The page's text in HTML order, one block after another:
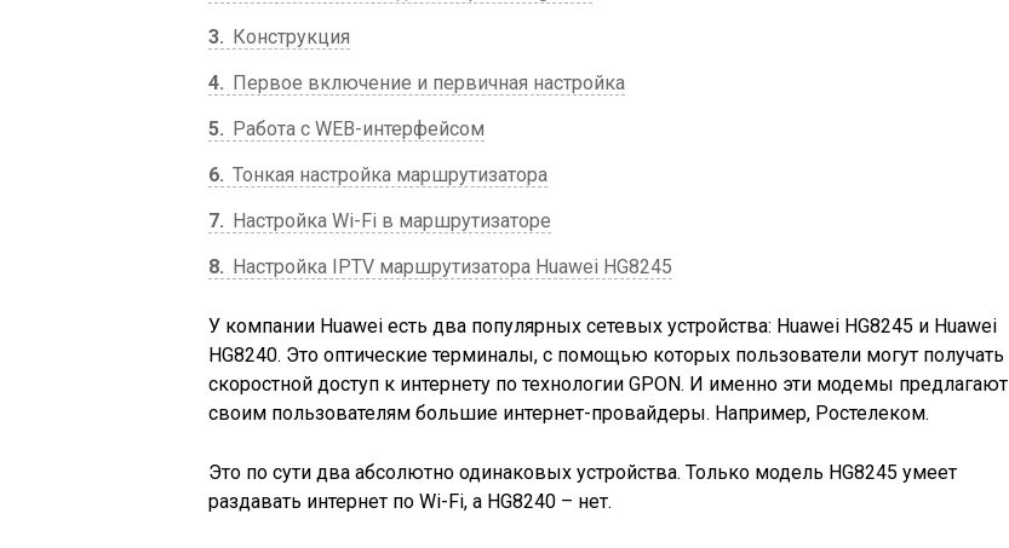
3
Конструкция
4
Первое включение и первичная настройка
5
Работа с WEB-интерфейсом
6 Тонкая настройка маршрутизатора
7
Настройка Wi-Fi в маршрутизаторе
8
Настройка IPTV маршрутизатора Huawei HG8245
У компании Huawei есть два популярных сетевых устройства: Huawei HG8245 и Huawei
HG8240. Это оптические терминалы, с помощью которых пользователи могут получать
скоростной доступ к интернету по технологии GPON. И именно эти модемы предлагают
своим пользователям большие интернет-провайдеры. Например, Ростелеком.
Это по сути два абсолютно одинаковых устройства. Только модель HG8245 умеет
раздавать интернет по Wi-Fi, а HG8240 – нет.